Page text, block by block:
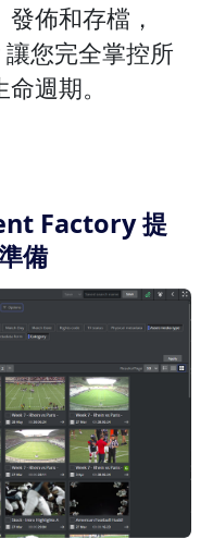
佈和存檔，
您完全掌控所
週期。
Factory 提
備